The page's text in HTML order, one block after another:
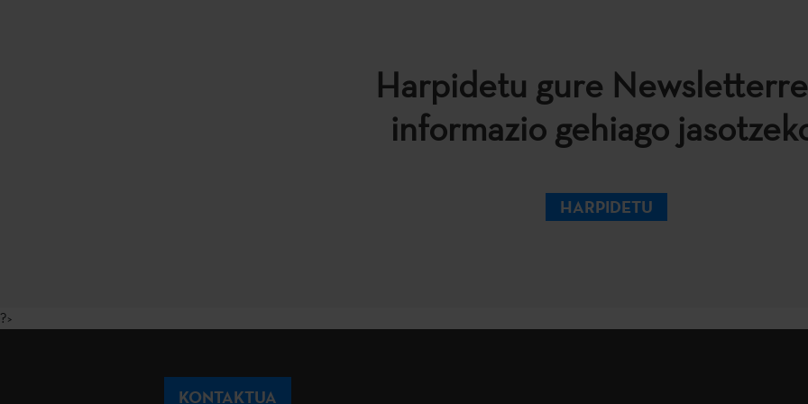
Harpidetu gure
informazio gehiago
HARPIDETU
?>
KONTAKTUA